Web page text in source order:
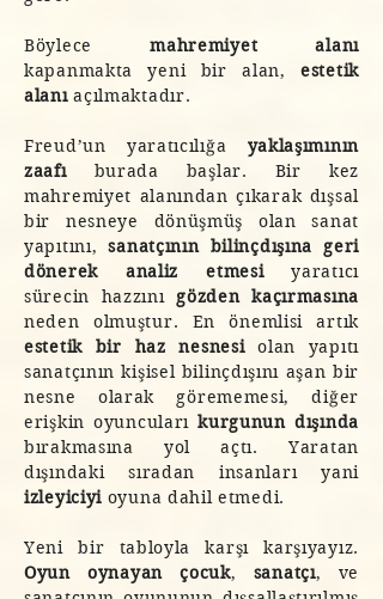
Böylecemahremiyet alanı
kapanmakta yeni bir alan,estetik
alanıaçılmaktadır.
Freud’un yaratıcılığa yaklaşımının
zaafıburada başlar. Bir kez
mahremiyet alanından çıkarak dışsal
bir nesneye dönüşmüş olan sanat
yapıtını,sanatçının bilinçdışına geri
dönerek analiz etmesiyaratıcı
sürecin hazzını gözden kaçırmasına
neden olmuştur. En önemlisi artık
estetik bir haz nesnesiolan yapıtı
sanatçının kişisel bilinçdışını aşan bir
nesne olarak görememesi, diğer
erişkin oyuncularıkurgunun dışında
bırakmasına yol açtı. Yaratan
dışındaki sıradan insanları yani
izleyiciyi oyuna dahil etmedi.
Yeni bir tabloyla karşı karşıyayız.
Oyun oynayan çocuk, sanatçı, ve